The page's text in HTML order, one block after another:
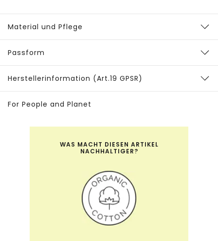
Material und Pflege
Passform
Herstellerinformation (Art.19 GPSR)
For People and Planet
WAS MACHT DIESEN ARTIKEL
NACHHALTIGER?